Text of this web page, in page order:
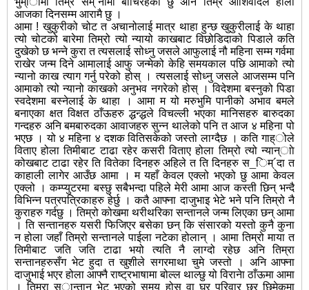
आजका दिनसम्म आरामै छु ।
आमा ! खुकुरीको चोट त अचानोलाई मात्र थाहा हुन्छ खुकुरीलाई के थाहा
त्यो चोटको बारेमा तिम्रो त्यो न्यायो काखबाट विछोडिदाको पिडाले कति
दुखेको छ भन्ने कुरा त त्यसलाई सोध्नु जसले आफुलाई नौ महिना सम्म गर्वमा
राखेर जन्म दिने आमालाई आफु जन्मेको केहि समयकाल पछि आमाको त्यो
न्यानो काख त्याग गर्नु परेको होस् । त्यसलाई सोध्नु जसले आजसम्म पनि
आमाको त्यो न्यानो काखको अनुभव नगरेको होस् । विदेशमा बस्नुको पिडा
स्वदेशमा बस्नेलाई के थाहा । आमा म यो मरुभुमि पानीको अभाव बमले
बनाएका क्षत विक्षत ठाँऊहरु द्धन्द्धले विचल्ली भएका मानिसहरु बारुदका
गन्दहरु अनि बमबारुदका आवाजहरु सुन्न थालेको पनि त आज ४ महिना पो
भएछ । यो ४ महिना ४ दशक वितिसकेको जस्तो लाग्दैछ । कति गाह्ोले
विताए होला तिमीबाट टाढा रहेर कसरी विताए होला तिम्रो त्यो न्यान्ााे
कोखबाट टाढा रहेर ति वितेका दिनहरु अहिले त ति दिनहरु स_िम्´दा त
काहाली लागेर आउँछ आमा । म यहाँ केवल एक्लो भएको छु आमा केवल
एक्लो । कम्प्युटरमा बस्छु सबैभन्दा पहिले मेरी आमा आज कस्ती छिन् भन्दै
विभिन्न पत्रपत्रिकाहरु हेर्छु । कतै आफ्ना दाजुभाइ भेटे भने पनि तिम्रो नै
कुराहरु गर्दछु । तिम्रो कोखमा थरीथरिका सन्तानले जन्म लिएका छन् आमा
। ति सन्तानहरु यसरी फिजिएर बसेका छन् कि संसारको यस्तो कुनै कुना
न होला जहाँ तिम्रो सन्तानले पाईला नटेका होलान् । आमा तिम्रो माया त
तिमीबाट जति जति टाढा भयो त्यति नै लाग्दो रहेछ अनि तिम्रा
सन्तानहरुसँग भेट हुदा त खुशीले सगरमाथा चुमे जस्तो । अनि आफ्ना
दाजुभाई भएर होला आफ्नै राष्ट्रभाषामा बोल्ल थाल्छु यो विरानेा ठाँऊमा आमा
। तिम्रा स्ान्तान भेट भएको समय होस् वा घर परिवार छर छिमेकमा